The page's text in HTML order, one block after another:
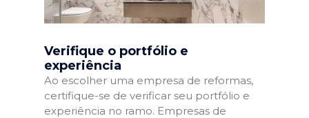
Verifique o portfólio e
experiência
Ao escolher uma empresa de reformas,
certifique-se de verificar seu portfólio e
experiência no ramo. Empresas de